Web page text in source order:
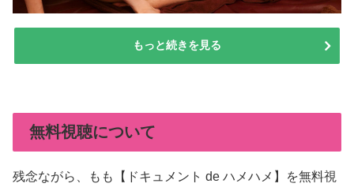
もっと続きを見る
無料視聴について
残念ながら、もも【ドキュメント de ハメハメ】を無料視